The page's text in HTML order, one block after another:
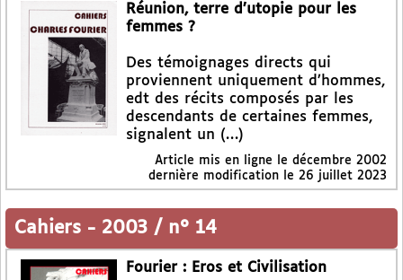
Réunion, terre d’utopie pour les
femmes ?
Des témoignages directs qui
proviennent uniquement d’hommes,
edt des récits composés par les
descendants de certaines femmes,
signalent un (…)
Article mis en ligne le décembre 2002
dernière modification le 26 juillet 2023
Cahiers - 2003 / n° 14
Fourier : Eros et Civilisation